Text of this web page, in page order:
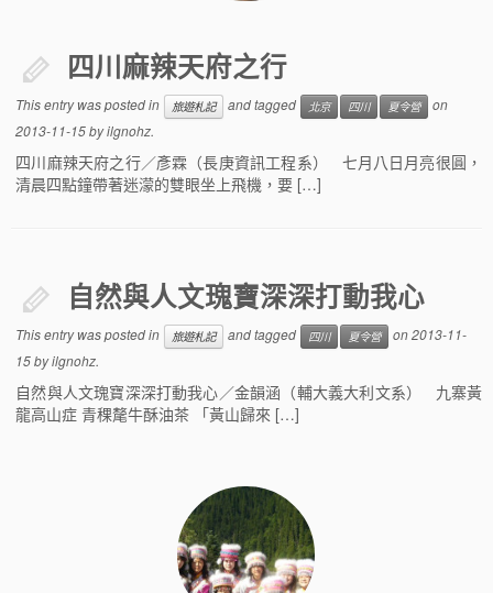
四川麻辣天府之行
This entry was posted in 旅遊札記 and tagged 北京 四川 夏令營
on
2013-11-15byilgnohz.
四川麻辣天府之行／彥霖（長庚資訊工程系） 七月八日月亮很圓，
清晨四點鐘帶著迷濛的雙眼坐上飛機，要 […]
自然與人文瑰寶深深打動我心
This entry was posted in 旅遊札記 and tagged 四川 夏令營 on2013-11-
15byilgnohz.
自然與人文瑰寶深深打動我心／金韻涵（輔大義大利文系） 九寨黃
龍高山症 青稞氂牛酥油茶 「黃山歸來 […]